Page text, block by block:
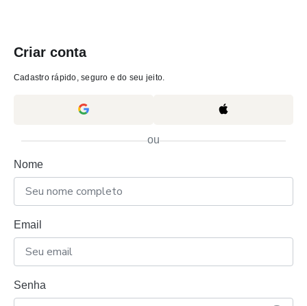
Criar conta
Cadastro rápido, seguro e do seu jeito.
ou
Nome
Email
Senha